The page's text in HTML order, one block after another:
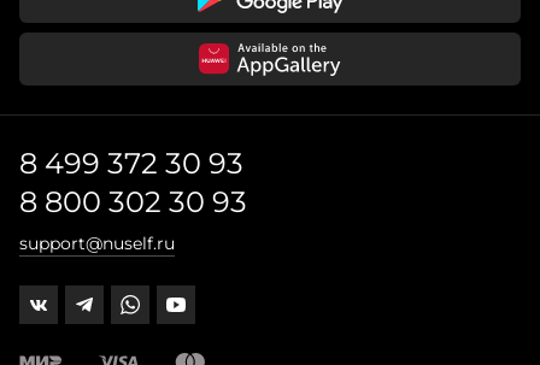
8 499 372 30 93
8 800 302 30 93
support@nuself.ru